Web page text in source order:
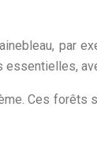
par
essentielles,
Ces